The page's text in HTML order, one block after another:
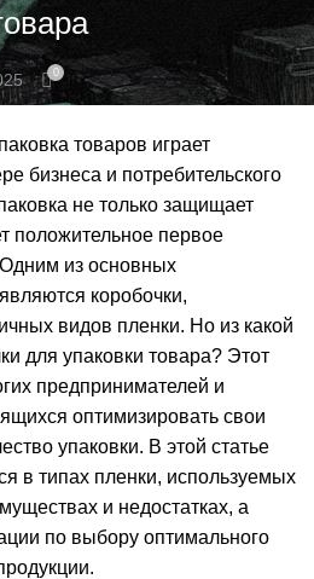
0
товаров играет
бизнеса и потребительского
не только защищает
положительное первое
из основных
коробочки,
видов пленки. Но из какой
для упаковки товара? Этот
предпринимателей и
оптимизировать свои
упаковки. В этой статье
в типах пленки, используемых
и недостатках, а
по выбору оптимального